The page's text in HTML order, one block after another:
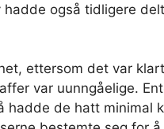
hadde også tidligere
ettersom det var
var uunngåelige.
hadde de hatt minimal